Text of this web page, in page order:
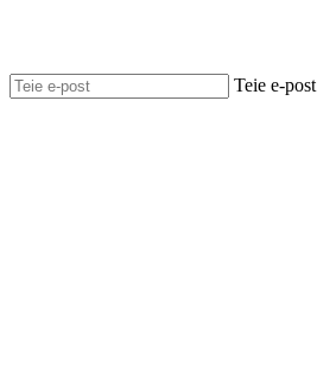
Teie e-post